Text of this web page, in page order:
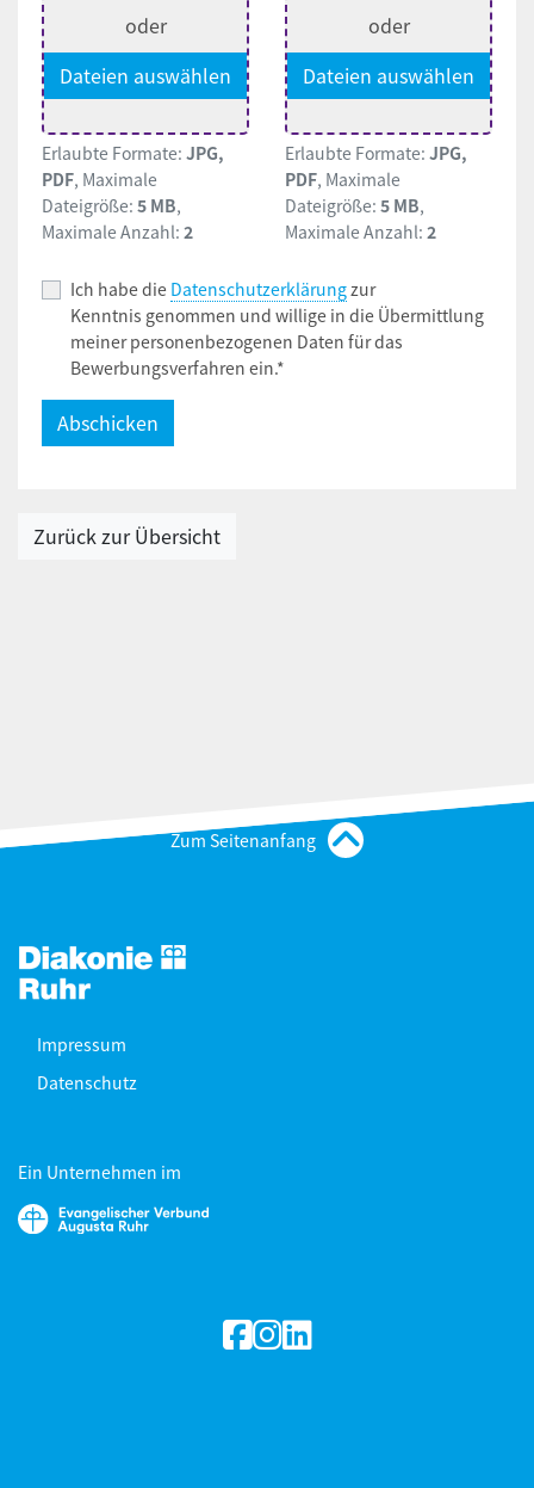
oder
Dateien auswählen
Erlaubte Formate: JPG,
PDF, Maximale
Dateigröße: 5 MB,
Maximale Anzahl: 2
oder
Dateien auswählen
Erlaubte Formate: JPG,
PDF, Maximale
Dateigröße: 5 MB,
Maximale Anzahl: 2
Ich habe die Datenschutzerklärung zur
Kenntnis genommen und willige in die Übermittlung
meiner personenbezogenen Daten für das
Bewerbungsverfahren ein.*
Zurück zur Übersicht
Zum Seitenanfang
Impressum
Datenschutz
Ein Unternehmen im
facebookInstagram